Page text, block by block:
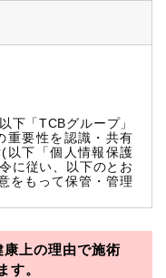
下「TCBグループ」
重要性を認識・共有
以下「個人情報保護
に従い、以下のとお
をもって保管・管理
いいます。
ス
康上の理由で施術
す。